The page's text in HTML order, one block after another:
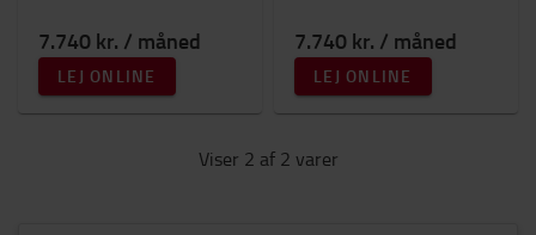
7.740 kr. / måned
LEJ ONLINE
7.740 kr. / måned
LEJ ONLINE
Viser 2 af 2 varer